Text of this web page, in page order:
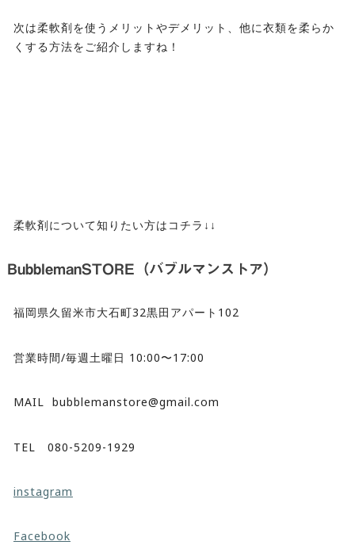
次は柔軟剤を使うメリットやデメリット、他に衣類を柔らか
くする方法をご紹介しますね！
柔軟剤について知りたい方はコチラ↓↓
BubblemanSTORE（バブルマンストア）
福岡県久留米市大石町32黒田アパート102
営業時間/毎週土曜日 10:00〜17:00
MAIL bubblemanstore@gmail.com
TEL 080-5209-1929
instagram
Facebook